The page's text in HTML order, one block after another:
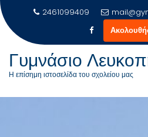
Μεταπηδήστε
στο
περιεχόμενο
2461099409
Γυμνάσιο
Η επίσημη ιστοσελίδα του σχολείου μας